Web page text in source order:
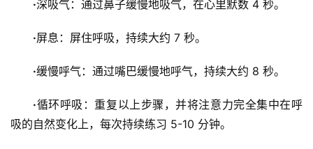
·深吸气：通过鼻子缓慢地吸气，在心里默数 4 秒。
·屏息：屏住呼吸，持续大约 7 秒。
·缓慢呼气：通过嘴巴缓慢地呼气，持续大约 8 秒。
·循环呼吸：重复以上步骤，并将注意力完全集中在呼
吸的自然变化上，每次持续练习 5-10 分钟。